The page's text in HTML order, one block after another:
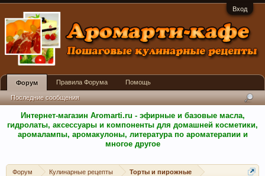
Вход
Интернет-магазин Aromarti.ru - эфирные и базовые масла,
гидролаты, аксессуары и компоненты для домашней косметики,
аромалампы, аромакулоны, литература по ароматерапии и
многое другое
Форум Кулинарные рецепты Торты и пирожные
Форум
Последние сообщения
Правила Форума Помощь